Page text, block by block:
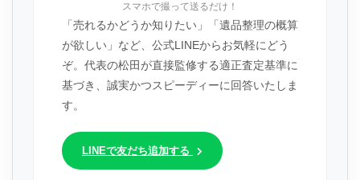
スマホで撮って送るだけ！
「売れるかどうか知りたい」「遺品整理の概算
が欲しい」など、公式LINEからお気軽にどう
ぞ。代表の松田が直接監修する適正査定基準に
基づき、誠実かつスピーディーに回答いたしま
す。
LINEで友だち追加する